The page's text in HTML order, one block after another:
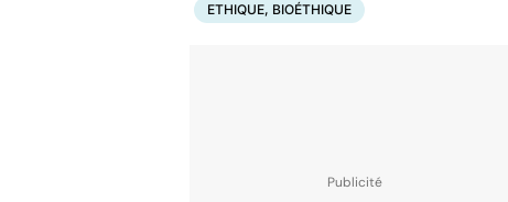
ETHIQUE, BIOÉTHIQUE